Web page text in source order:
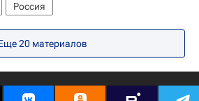
Россия
20 материалов